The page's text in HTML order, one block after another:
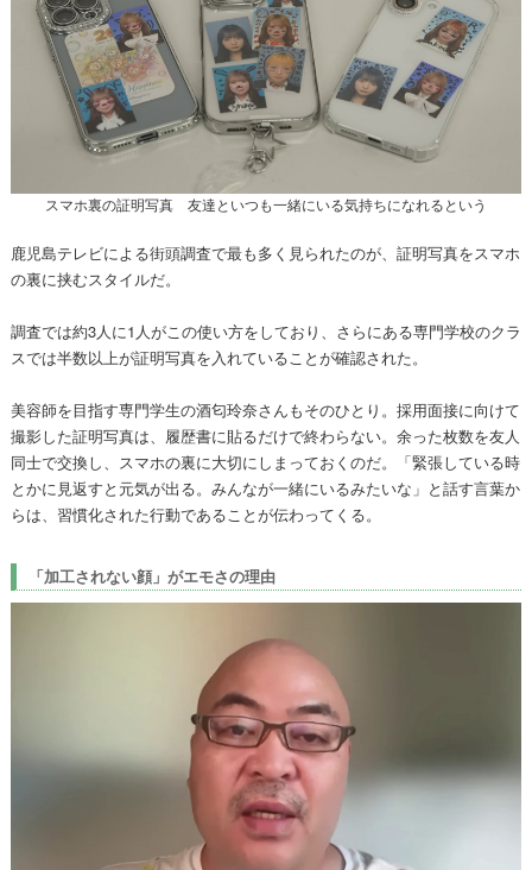
スマホ裏の証明写真 友達といつも一緒にいる気持ちになれるという
鹿児島テレビによる街頭調査で最も多く見られたのが、証明写真をスマホ
の裏に挟むスタイルだ。
調査では約3人に1人がこの使い方をしており、さらにある専門学校のクラ
スでは半数以上が証明写真を入れていることが確認された。
美容師を目指す専門学生の酒匂玲奈さんもそのひとり。採用面接に向けて
撮影した証明写真は、履歴書に貼るだけで終わらない。余った枚数を友人
同士で交換し、スマホの裏に大切にしまっておくのだ。「緊張している時
とかに見返すと元気が出る。みんなが一緒にいるみたいな」と話す言葉か
らは、習慣化された行動であることが伝わってくる。
「加工されない顔」がエモさの理由